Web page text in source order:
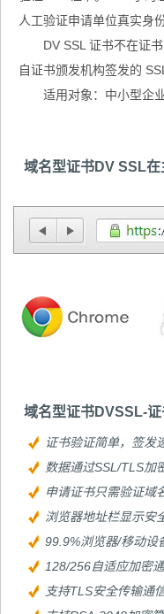
人工验证申请单位真实身份
DV SSL 证书不在证
自证书颁发机构签发的
适用对象：中小型企
域名型证书DV SSL
域名型证书DVSSL-
证书验证简单，签发
数据通过SSL/TLS加
申请证书只需验证域
浏览器地址栏显示安
99.9%浏览器/移动设
128/256自适应加密
支持TLS安全传输通